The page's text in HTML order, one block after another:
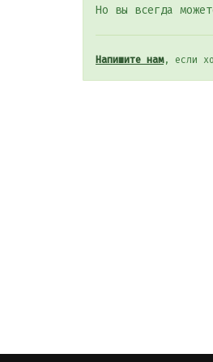
Но вы всегда
Напишите нам, если